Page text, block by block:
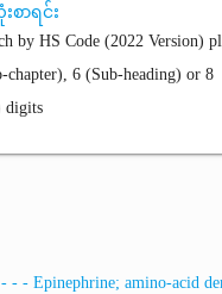
စာရင်း
by HS Code (2022 Version)
chapter), 6 (Sub-heading) or 8
digits
- - - Epinephrine; amino-acid